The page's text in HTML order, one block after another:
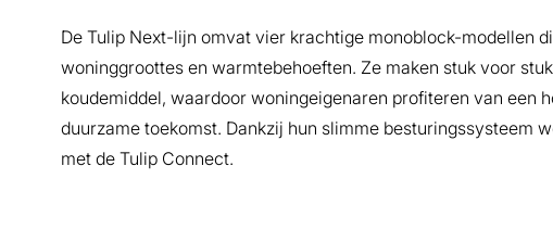
De Tulip Next-lijn omvat vier krachtige monoblock-modellen
woninggroottes en warmtebehoeften. Ze maken stuk voor
koudemiddel, waardoor woningeigenaren profiteren van een
duurzame toekomst. Dankzij hun slimme besturingssysteem
met de Tulip Connect.